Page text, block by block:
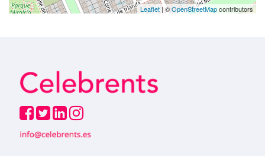
Leaflet | ©OpenStreetMapcontributors